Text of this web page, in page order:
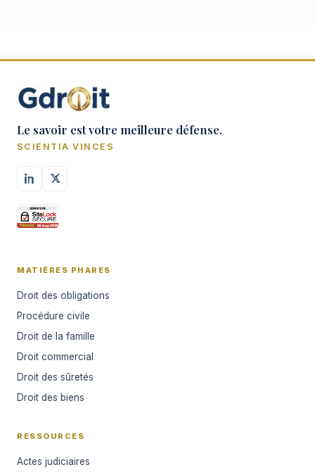
Le savoir est votre meilleure défense.
SCIENTIA VINCES
MATIÈRES PHARES
Droit des obligations
Procédure civile
Droit de la famille
Droit commercial
Droit des sûretés
Droit des biens
RESSOURCES
Actes judiciaires